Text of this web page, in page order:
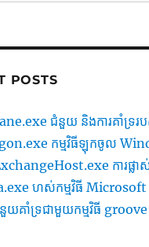
POSTS
ជំនួយ និងការគាំទ្រ
កម្មវិធីឡុកចូល
ការផ្លា
ហស់កម្មវិធី
គាំទ្រ​ជាមួយ​កម្មវិធី groove